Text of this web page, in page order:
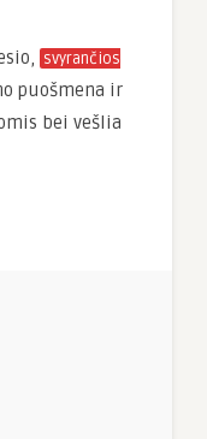
svyrančios
puošmena ir
bei vešlia